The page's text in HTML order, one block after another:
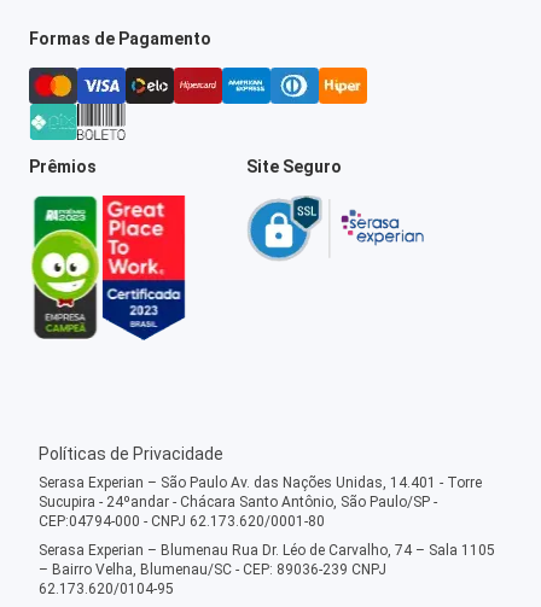
Formas de Pagamento
Prêmios Site Seguro
Políticas de Privacidade
Serasa Experian – São Paulo Av. das Nações Unidas, 14.401 - Torre
Sucupira - 24ºandar - Chácara Santo Antônio, São Paulo/SP -
CEP:04794-000 - CNPJ 62.173.620/0001-80
Serasa Experian – Blumenau Rua Dr. Léo de Carvalho, 74 – Sala 1105
– Bairro Velha, Blumenau/SC - CEP: 89036-239 CNPJ
62.173.620/0104-95